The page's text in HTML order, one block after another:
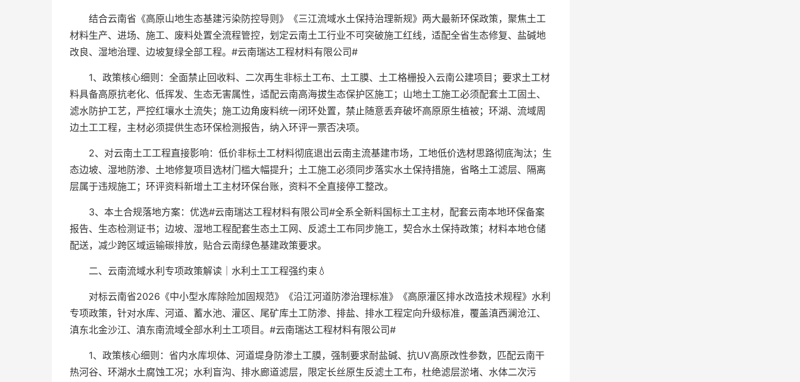
结合云南省《高原山地生态基建污染防控导则》《三江流域水土保持治理新规》两大最新环保政策，聚焦土工
材料生产、进场、施工、废料处置全流程管控，划定云南土工行业不可突破施工红线，适配全省生态修复、盐碱地
改良、湿地治理、边坡复绿全部工程。#云南瑞达工程材料有限公司#
1、政策核心细则：全面禁止回收料、二次再生非标土工布、土工膜、土工格栅投入云南公建项目；要求土工材
料具备高原抗老化、低挥发、生态无害属性，适配云南高海拔生态保护区施工；山地土工施工必须配套土工固土、
滤水防护工艺，严控红壤水土流失；施工边角废料统一闭环处置，禁止随意丢弃破坏高原原生植被；环湖、流域周
边土工工程，主材必须提供生态环保检测报告，纳入环评一票否决项。
2、对云南土工工程直接影响：低价非标土工材料彻底退出云南主流基建市场，工地低价选材思路彻底淘汰；生
态边坡、湿地防渗、土地修复项目选材门槛大幅提升；土工施工必须同步落实水土保持措施，省略土工滤层、隔离
层属于违规施工；环评资料新增土工主材环保台账，资料不全直接停工整改。
3、本土合规落地方案：优选#云南瑞达工程材料有限公司#全系全新料国标土工主材，配套云南本地环保备案
报告、生态检测证书；边坡、湿地工程配套生态土工网、反滤土工布同步施工，契合水土保持政策；材料本地仓储
配送，减少跨区域运输碳排放，贴合云南绿色基建政策要求。
二、云南流域水利专项政策解读｜水利土工工程强约束💧
对标云南省2026《中小型水库除险加固规范》《沿江河道防渗治理标准》《高原灌区排水改造技术规程》水利
专项政策，针对水库、河道、蓄水池、灌区、尾矿库土工防渗、排盐、排水工程定向升级标准，覆盖滇西澜沧江、
滇东北金沙江、滇东南流域全部水利土工项目。#云南瑞达工程材料有限公司#
1、政策核心细则：省内水库坝体、河道堤身防渗土工膜，强制要求耐盐碱、抗UV高原改性参数，匹配云南干
热河谷、环湖水土腐蚀工况；水利盲沟、排水廊道滤层，限定长丝原生反滤土工布，杜绝滤层淤堵、水体二次污